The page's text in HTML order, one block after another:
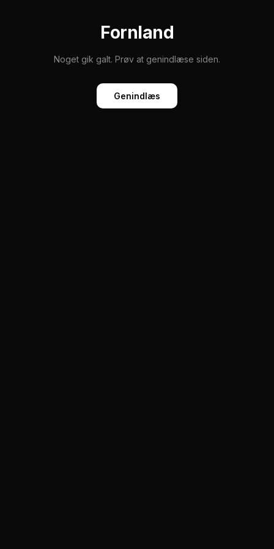
Fornland
Noget gik galt. Prøv at genindlæse siden.
Genindlæs